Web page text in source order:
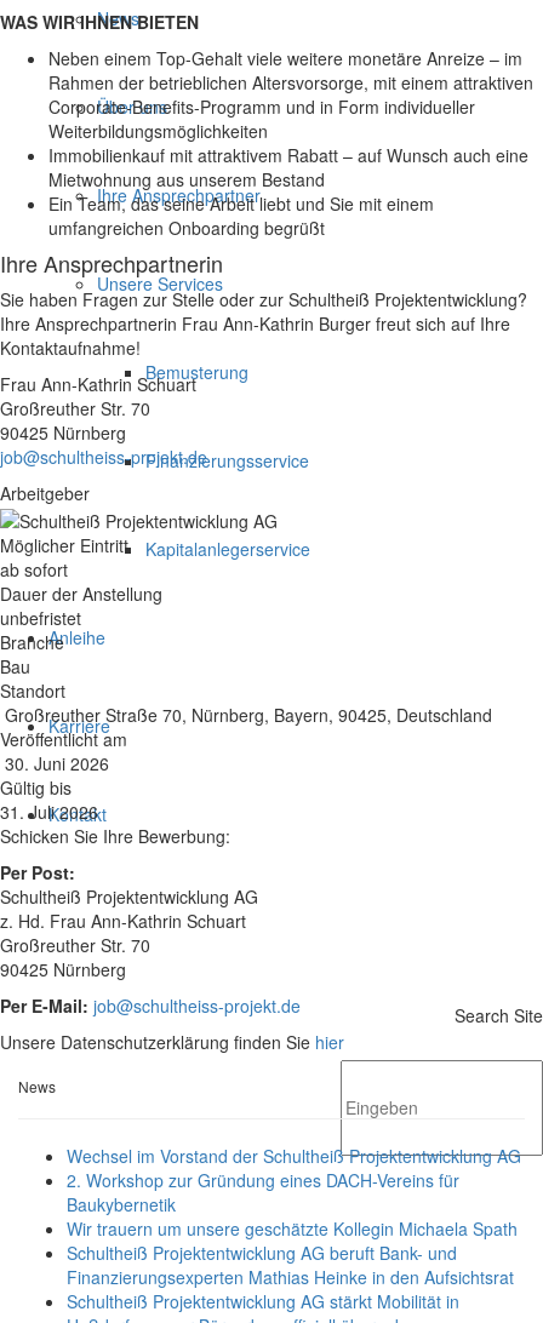
News
Über uns
Ihre Ansprechpartner
Unsere Services
Bemusterung
Finanzierungsservice
Kapitalanlegerservice
Anleihe
Karriere
Kontakt
Search Site
WAS WIR IHNEN BIETEN
Neben einem Top-Gehalt viele weitere monetäre Anreize – im
Rahmen der betrieblichen Altersvorsorge, mit einem attraktiven
Corporate-Benefits-Programm und in Form individueller
Weiterbildungsmöglichkeiten
Immobilienkauf mit attraktivem Rabatt – auf Wunsch auch eine
Mietwohnung aus unserem Bestand
Ein Team, das seine Arbeit liebt und Sie mit einem
umfangreichen Onboarding begrüßt
Ihre Ansprechpartnerin
Sie haben Fragen zur Stelle oder zur Schultheiß Projektentwicklung?
Ihre Ansprechpartnerin Frau Ann-Kathrin Burger freut sich auf Ihre
Kontaktaufnahme!
Frau Ann-Kathrin Schuart
Großreuther Str. 70
90425 Nürnberg
job@schultheiss-projekt.de
Arbeitgeber
Möglicher Eintritt
ab sofort
Dauer der Anstellung
unbefristet
Branche
Bau
Standort
Großreuther Straße 70, Nürnberg, Bayern, 90425, Deutschland
Veröffentlicht am
30. Juni 2026
Gültig bis
31. Juli 2026
Schicken Sie Ihre Bewerbung:
Per Post:
Schultheiß Projektentwicklung AG
z. Hd. Frau Ann-Kathrin Schuart
Großreuther Str. 70
90425 Nürnberg
Per E-Mail: job@schultheiss-projekt.de
Unsere Datenschutzerklärung finden Sie hier
News
Wechsel im Vorstand der Schultheiß Projektentwicklung AG
2. Workshop zur Gründung eines DACH-Vereins für
Baukybernetik
Wir trauern um unsere geschätzte Kollegin Michaela Spath
Schultheiß Projektentwicklung AG beruft Bank- und
Finanzierungsexperten Mathias Heinke in den Aufsichtsrat
Schultheiß Projektentwicklung AG stärkt Mobilität in